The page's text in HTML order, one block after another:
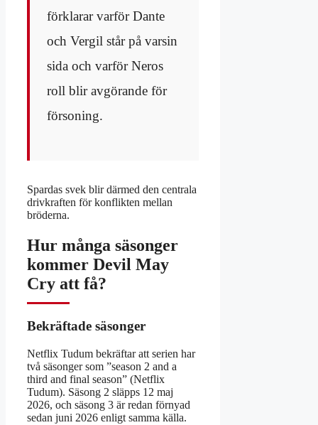
förklarar varför Dante
och Vergil står på varsin
sida och varför Neros
roll blir avgörande för
försoning.
Spardas svek blir därmed den centrala
drivkraften för konflikten mellan
bröderna.
Hur många säsonger
kommer Devil May
Cry att få?
Bekräftade säsonger
Netflix Tudum bekräftar att serien har
två säsonger som ”season 2 and a
third and final season” (Netflix
Tudum). Säsong 2 släpps 12 maj
2026, och säsong 3 är redan förnyad
sedan juni 2026 enligt samma källa.